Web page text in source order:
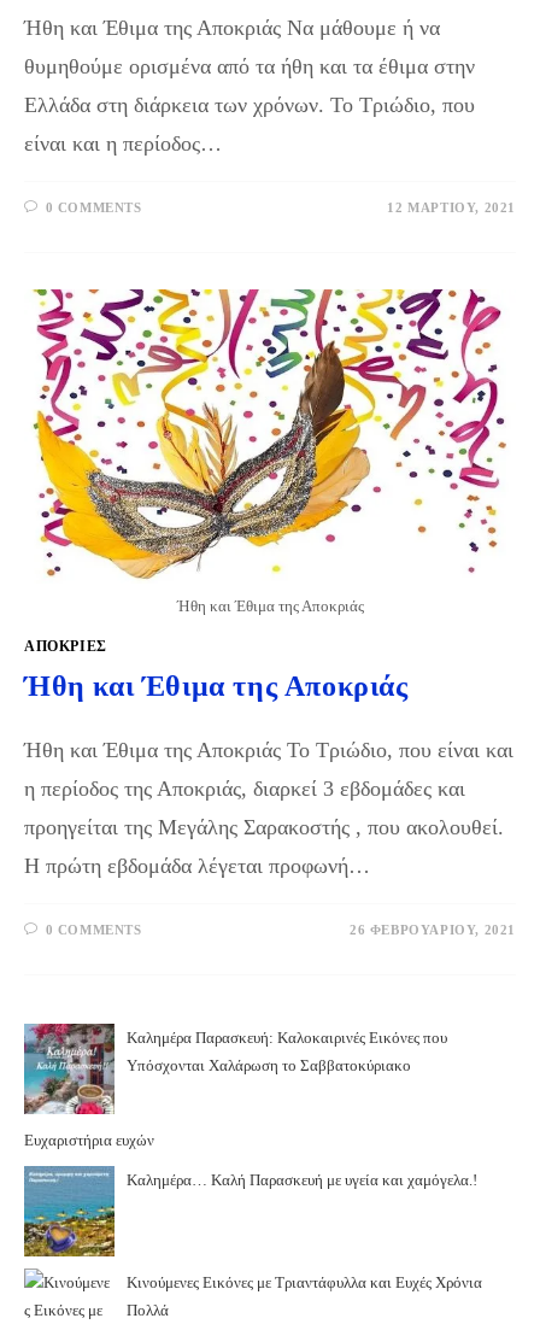
Ήθη και Έθιμα της Αποκριάς Να μάθουμε ή να
θυμηθούμε ορισμένα από τα ήθη και τα έθιμα στην
Ελλάδα στη διάρκεια των χρόνων. Το Τριώδιο, που
είναι και η περίοδος…
0 COMMENTS 12 ΜΑΡΤΊΟΥ, 2021
Ήθη και Έθιμα της Αποκριάς
ΑΠΌΚΡΙΕΣ
Ήθη και Έθιμα της Αποκριάς
Ήθη και Έθιμα της Αποκριάς Το Τριώδιο, που είναι και
η περίοδος της Αποκριάς, διαρκεί 3 εβδομάδες και
προηγείται της Μεγάλης Σαρακοστής , που ακολουθεί.
Η πρώτη εβδομάδα λέγεται προφωνή…
0 COMMENTS 26 ΦΕΒΡΟΥΑΡΊΟΥ, 2021
Καλημέρα Παρασκευή: Καλοκαιρινές Εικόνες που
Υπόσχονται Χαλάρωση το Σαββατοκύριακο
Ευχαριστήρια ευχών
Καλημέρα… Καλή Παρασκευή με υγεία και χαμόγελα.!
Κινούμενες Εικόνες με Τριαντάφυλλα και Ευχές Χρόνια
Πολλά